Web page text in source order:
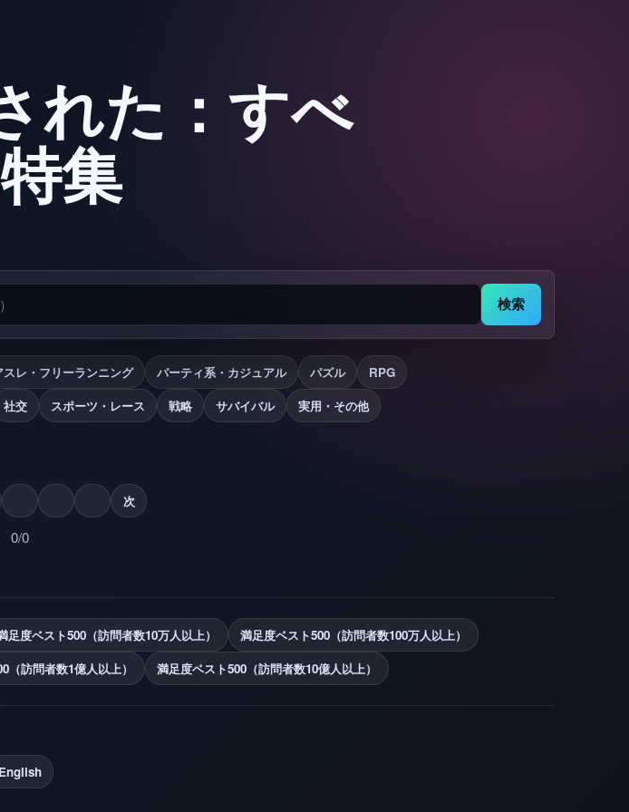
れた：すべ
集
検索
レ・フリーランニング パーティ系・カジュアル パズル
RPG
社交 スポーツ・レース 戦略 サバイバル 実用・その他
次
0/0
足度ベスト500（訪問者数10万人以上）
満足度ベスト500（訪問者数100万人以上）
（訪問者数1億人以上） 満足度ベスト500（訪問者数10億人以上）
English